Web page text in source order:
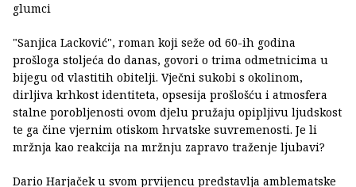
glumci
"Sanjica Lacković", roman koji seže od 60-ih godina
prošloga stoljeća do danas, govori o trima odmetnicima u
bijegu od vlastitih obitelji. Vječni sukobi s okolinom,
dirljiva krhkost identiteta, opsesija prošlošću i atmosfera
stalne porobljenosti ovom djelu pružaju opipljivu ljudskost
te ga čine vjernim otiskom hrvatske suvremenosti. Je li
mržnja kao reakcija na mržnju zapravo traženje ljubavi?
Dario Harjaček u svom prvijencu predstavlja amblematske